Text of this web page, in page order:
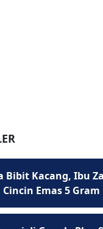
Bibit Kacang, Ibu
Emas 5